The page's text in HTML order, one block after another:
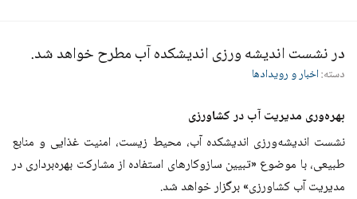
در نشست اندیشه ورزی اندیشکده آب مطرح خواهد شد.
دسته:اخبار و رویدادها
بهره‌وری مدیریت آب در کشاورزی
نشست اندیشه‌ورزی اندیشکده آب، محیط زیست، امنیت غذایی و منابع
طبیعی، با موضوع «تبیین سازوکارهای استفاده از مشارکت بهره‌برداری در
مدیریت آب کشاورزی» برگزار خواهد شد.